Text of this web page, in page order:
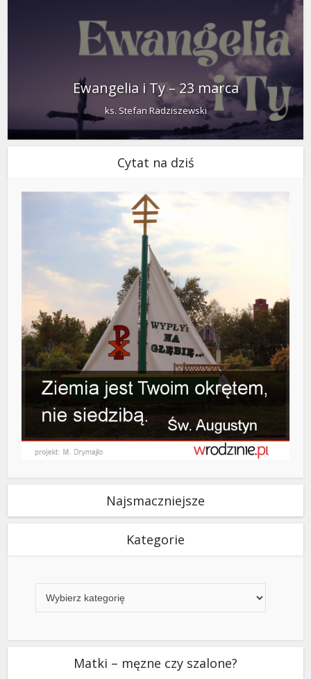
Ewangelia i Ty – 23 marca
ks. Stefan Radziszewski
Cytat na dziś
Najsmaczniejsze
Kategorie
Matki – męzne czy szalone?